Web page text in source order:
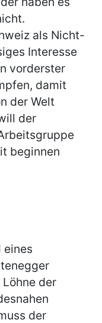
als Nicht-
Interesse
vorderster
damit
der Welt
der
beginnen
eines
der
der